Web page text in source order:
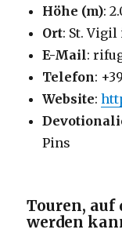
Höhe (m):
Ort: St. Vigil
E-Mail:
Telefon:
Website:
Pins
Touren, auf
werden